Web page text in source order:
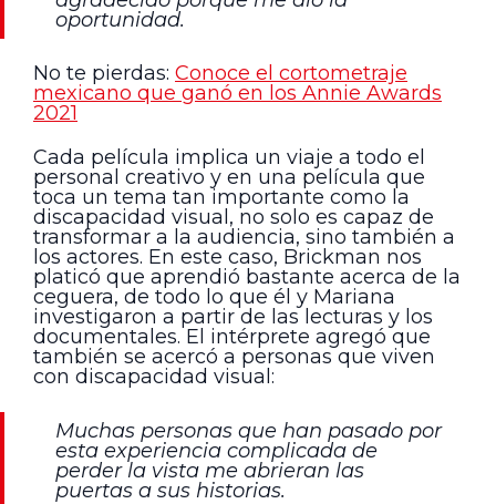
oportunidad.
No te pierdas: Conoce el cortometraje
mexicano que ganó en los Annie Awards
2021
Cada película implica un viaje a todo el
personal creativo y en una película que
toca un tema tan importante como la
discapacidad visual, no solo es capaz de
transformar a la audiencia, sino también a
los actores. En este caso, Brickman nos
platicó que aprendió bastante acerca de la
ceguera, de todo lo que él y Mariana
investigaron a partir de las lecturas y los
documentales. El intérprete agregó que
también se acercó a personas que viven
con discapacidad visual:
Muchas personas que han pasado por
esta experiencia complicada de
perder la vista me abrieran las
puertas a sus historias.